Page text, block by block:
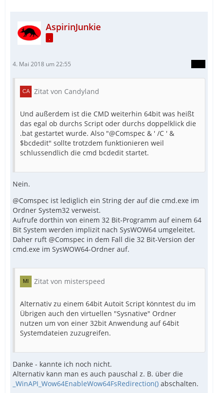
AspirinJunkie
.
4. Mai 2018 um 22:55
Zitat von Candyland
Und außerdem ist die CMD weiterhin 64bit was heißt
das egal ob durchs Script oder durchs doppelklick die
.bat gestartet wurde. Also "@Comspec & ' /C ' &
$bcdedit" sollte trotzdem funktionieren weil
schlussendlich die cmd bcdedit startet.
Nein.
@Comspec ist lediglich ein String der auf die cmd.exe im
Ordner System32 verweist.
Aufrufe dorthin von einem 32 Bit-Programm auf einem 64
Bit System werden implizit nach SysWOW64 umgeleitet.
Daher ruft @Comspec in dem Fall die 32 Bit-Version der
cmd.exe im SysWOW64-Ordner auf.
Zitat von misterspeed
Alternativ zu einem 64bit Autoit Script könntest du im
Übrigen auch den virtuellen "Sysnative" Ordner
nutzen um von einer 32bit Anwendung auf 64bit
Systemdateien zuzugreifen.
Danke - kannte ich noch nicht.
Alternativ kann man es auch pauschal z. B. über die
_WinAPI_Wow64EnableWow64FsRedirection() abschalten.